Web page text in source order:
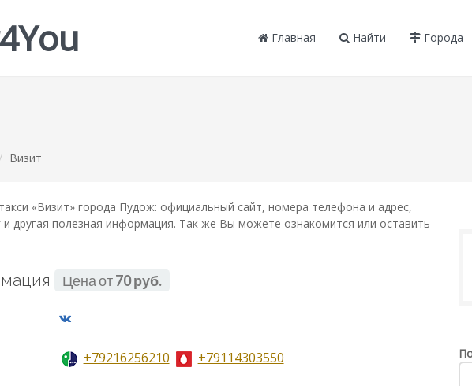
Главная Найти Города
Визит
«Визит» города Пудож: официальный сайт, номера телефона и адрес,
и другая полезная информация. Так же Вы можете ознакомится или оставить
Цена от70 руб.
+79216256210 +79114303550